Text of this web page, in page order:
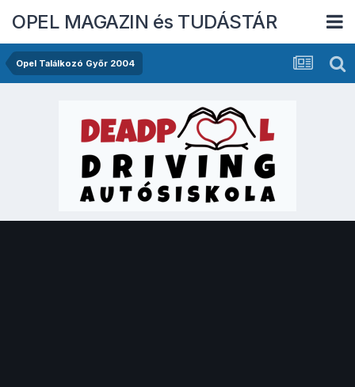
OPEL MAGAZIN és TUDÁSTÁR
Opel Találkozó Győr 2004